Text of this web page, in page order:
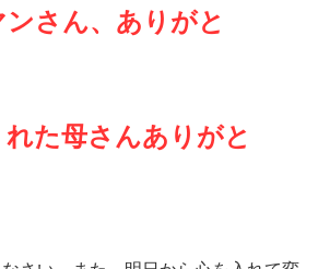
さん、ありがと
た母さんありがと